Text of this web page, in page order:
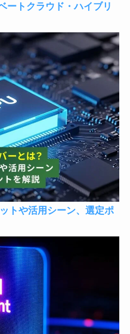
ートクラウド・ハイブリ
トや活用シーン、選定ポ